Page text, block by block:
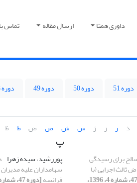
داوری همتا ارسال مقاله تماس
دوره 51 دوره 50 دوره 49 دوره 48
ذ ر ز ژ س ش ص ض ط ظ
برای رسیدگی
ثالث اجرایی (با
[دوره 47، شماره 4، 1396،
پ
پوررشید، سیده زهرا
سهامداران علیه
فرانسه[دوره 47، شماره 1، 1396، صفحه 1-17]